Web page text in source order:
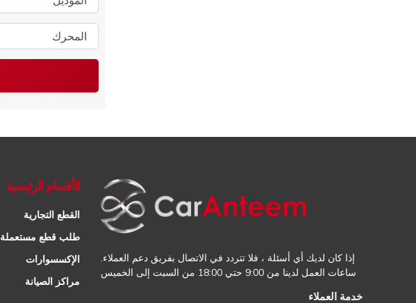
المحرك
إذا كان لديك أي أسئلة ، فلا تتردد في الاتصال بفريق دعم العملاء.
ساعات العمل لدينا من 9:00 حتي 18:00 من السبت إلى الخميس
خدمة العملاء
الأقسام الرئيسية
القطع التجارية
طلب قطع مستعملة
الإكسسوارات
مراكز الصيانة